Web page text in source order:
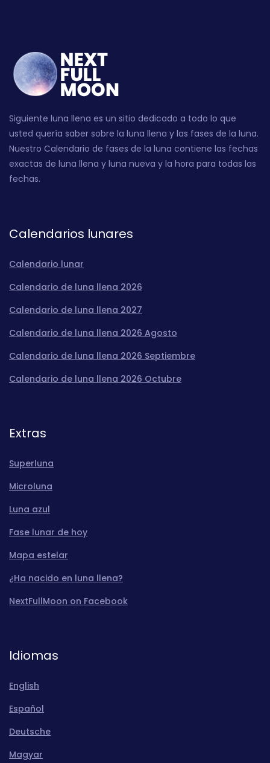
Siguiente luna llena es un sitio dedicado a todo lo que
usted quería saber sobre la luna llena y las fases de la luna.
Nuestro Calendario de fases de la luna contiene las fechas
exactas de luna llena y luna nueva y la hora para todas las
fechas.
Calendarios lunares
Calendario lunar
Calendario de luna llena 2026
Calendario de luna llena 2027
Calendario de luna llena 2026 Agosto
Calendario de luna llena 2026 Septiembre
Calendario de luna llena 2026 Octubre
Extras
Superluna
Microluna
Luna azul
Fase lunar de hoy
Mapa estelar
¿Ha nacido en luna llena?
NextFullMoon on Facebook
Idiomas
English
Español
Deutsche
Magyar